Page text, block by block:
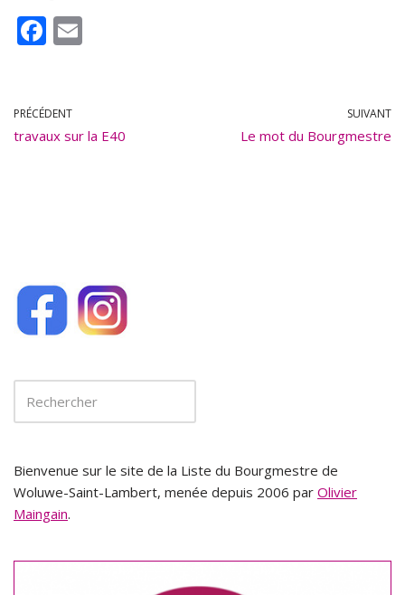
F
b
o
PRÉCÉDENT
travaux sur la E40
SUIVANT
Le mot du Bourgmestre
Bienvenue sur le site de la Liste du Bourgmestre de
Woluwe-Saint-Lambert, menée depuis 2006 par Olivier
Maingain.